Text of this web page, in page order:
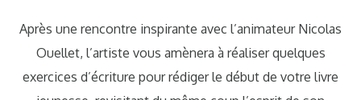
Après une rencontre inspirante avec l’animateur Nicolas
Ouellet, l’artiste vous amènera à réaliser quelques
exercices d’écriture pour rédiger le début de votre livre